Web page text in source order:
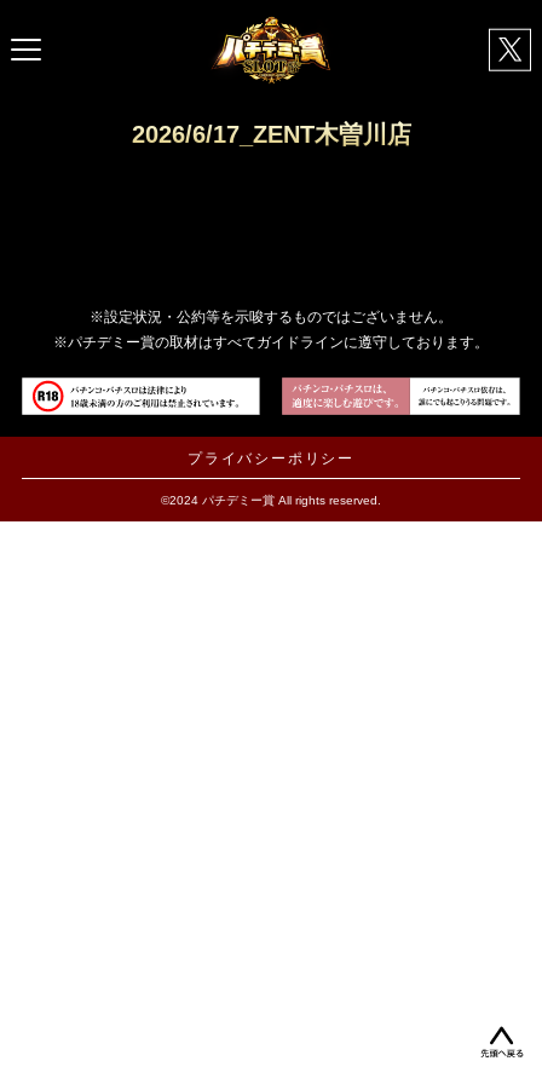
2026/6/17_ZENT木曽川店
※設定状況・公約等を示唆するものではございません。
※パチデミー賞の取材はすべてガイドラインに遵守しております。
プライバシーポリシー
©2024 パチデミー賞 All rights reserved.